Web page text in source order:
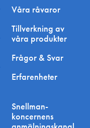
Våra råvaror
Tillverkning av
våra produkter
Frågor & Svar
Erfarenheter
Snellman-
koncernens